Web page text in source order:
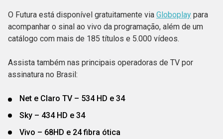
O Futura está disponível gratuitamente via Globoplay para
acompanhar o sinal ao vivo da programação, além de um
catálogo com mais de 185 títulos e 5.000 vídeos.
Assista também nas principais operadoras de TV por
assinatura no Brasil:
Net e Claro TV – 534 HD e 34
Sky – 434 HD e 34
Vivo – 68HD e 24 fibra ótica